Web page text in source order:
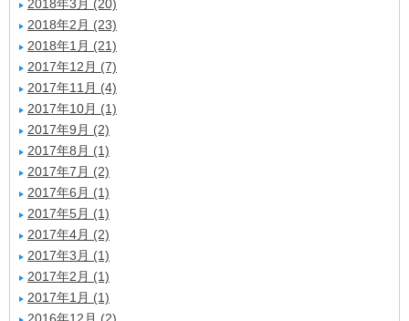
2018年3月 (20)
2018年2月 (23)
2018年1月 (21)
2017年12月 (7)
2017年11月 (4)
2017年10月 (1)
2017年9月 (2)
2017年8月 (1)
2017年7月 (2)
2017年6月 (1)
2017年5月 (1)
2017年4月 (2)
2017年3月 (1)
2017年2月 (1)
2017年1月 (1)